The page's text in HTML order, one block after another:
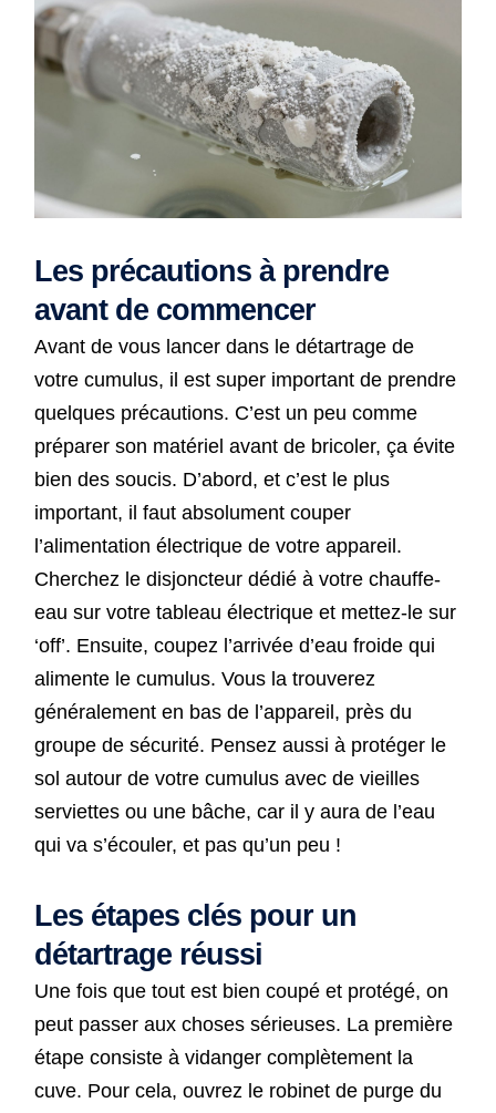
Les précautions à prendre
avant de commencer
Avant de vous lancer dans le détartrage de
votre cumulus, il est super important de prendre
quelques précautions. C’est un peu comme
préparer son matériel avant de bricoler, ça évite
bien des soucis. D’abord, et c’est le plus
important, il faut absolument couper
l’alimentation électrique de votre appareil.
Cherchez le disjoncteur dédié à votre chauffe-
eau sur votre tableau électrique et mettez-le sur
‘off’. Ensuite, coupez l’arrivée d’eau froide qui
alimente le cumulus. Vous la trouverez
généralement en bas de l’appareil, près du
groupe de sécurité. Pensez aussi à protéger le
sol autour de votre cumulus avec de vieilles
serviettes ou une bâche, car il y aura de l’eau
qui va s’écouler, et pas qu’un peu !
Les étapes clés pour un
détartrage réussi
Une fois que tout est bien coupé et protégé, on
peut passer aux choses sérieuses. La première
étape consiste à vidanger complètement la
cuve. Pour cela, ouvrez le robinet de purge du